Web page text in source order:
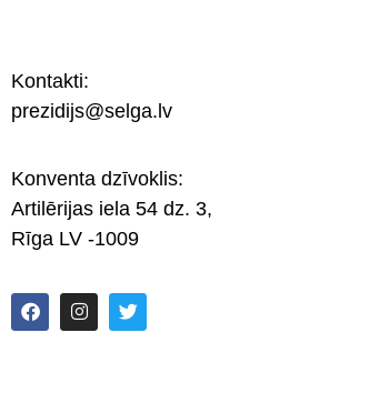
Kontakti:
prezidijs@selga.lv
Konventa dzīvoklis:
Artilērijas iela 54 dz. 3,
Rīga LV -1009